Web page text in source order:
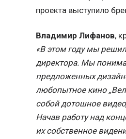
проекта выступило
Владимир Лифанов,
«В этом году мы
директора. Мы
предложенных
любопытное кино
собой дотошное
Начав работу над
их собственное